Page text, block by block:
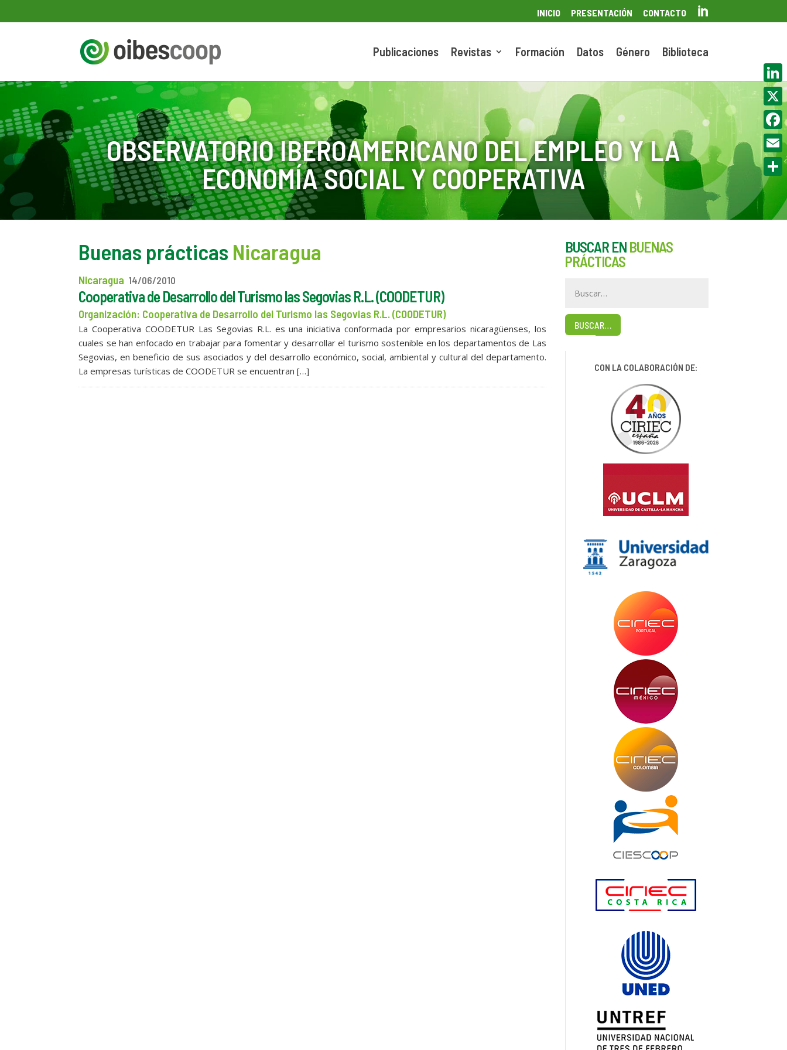
INICIO PRESENTACIÓN CONTACTO 
Publicaciones Revistas Formación Datos Género Biblioteca
OBSERVATORIO IBEROAMERICANO DEL EMPLEO Y LA
ECONOMÍA SOCIAL Y COOPERATIVA
Buenas prácticas Nicaragua
Nicaragua 14/06/2010
Cooperativa de Desarrollo del Turismo las Segovias R.L. (COODETUR)
Organización: Cooperativa de Desarrollo del Turismo las Segovias R.L. (COODETUR)
La Cooperativa COODETUR Las Segovias R.L. es una iniciativa conformada por empresarios nicaragüenses, los
cuales se han enfocado en trabajar para fomentar y desarrollar el turismo sostenible en los departamentos de Las
Segovias, en beneficio de sus asociados y del desarrollo económico, social, ambiental y cultural del departamento.
La empresas turísticas de COODETUR se encuentran […]
BUSCAR EN BUENAS
PRÁCTICAS
BUSCAR…
CON LA COLABORACIÓN DE:
X
Email